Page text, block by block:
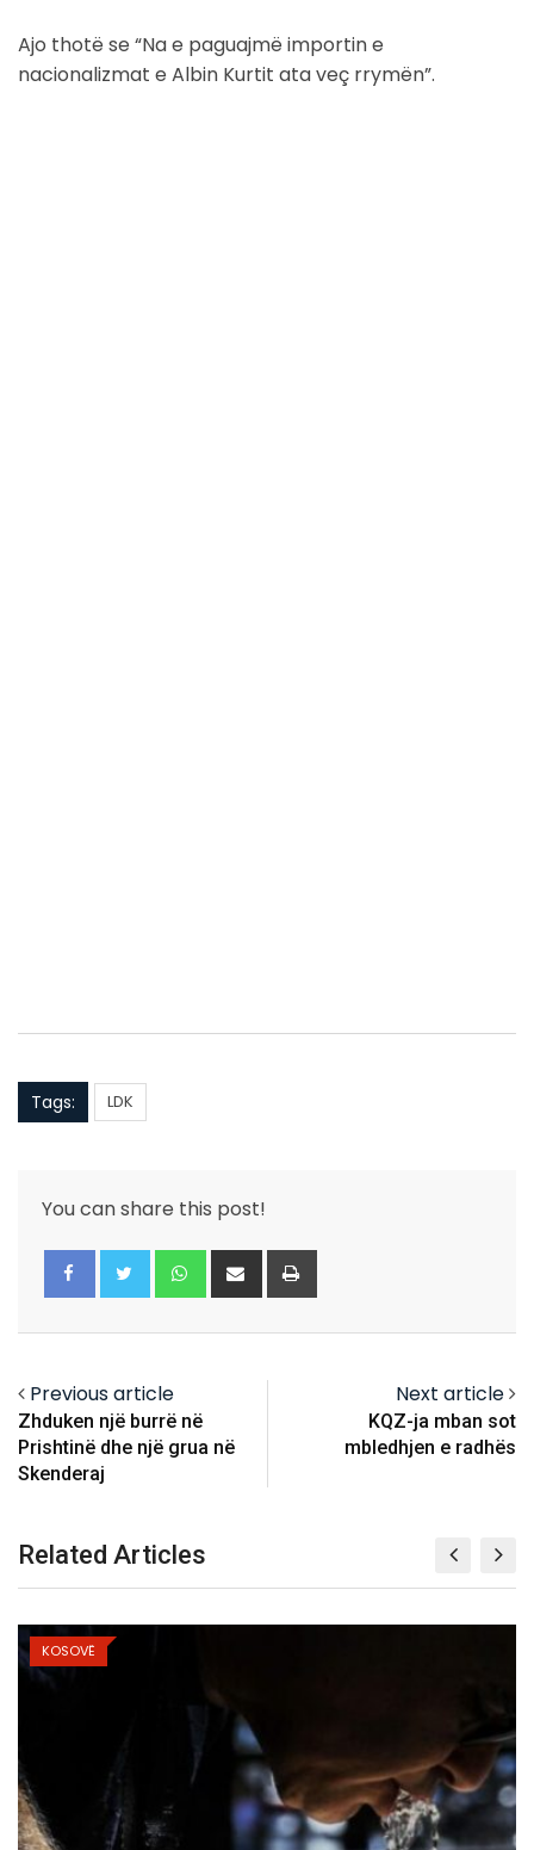
Ajo thotë se “Na e paguajmë importin e
nacionalizmat e Albin Kurtit ata veç rrymën”.
Tags: LDK
You can share this post!
Whatsapp
Share
via
Previous article
Zhduken një burrë në
Prishtinë dhe një grua në
Skenderaj
Next article
KQZ-ja mban sot
mbledhjen e radhës
Related Articles
KOSOVË